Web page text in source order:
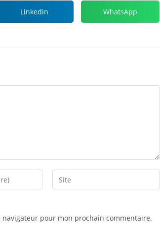
Linkedin WhatsApp
pour mon prochain commentaire.